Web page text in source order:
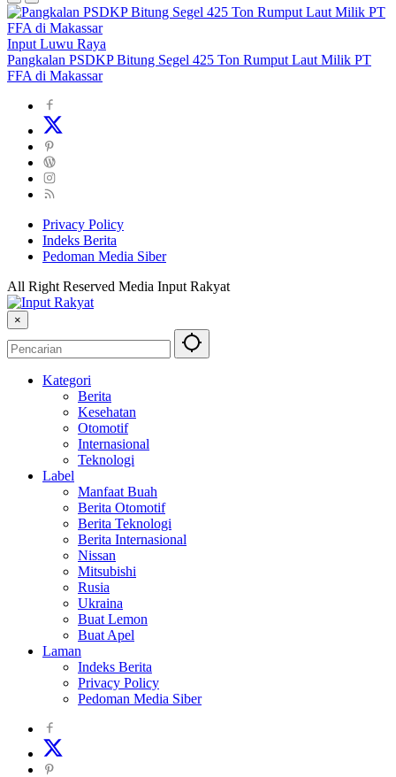
Input Luwu Raya
Pangkalan PSDKP Bitung Segel 425 Ton Rumput Laut Milik PT
FFA di Makassar
Privacy Policy
Indeks Berita
Pedoman Media Siber
All Right Reserved Media Input Rakyat
×
Kategori
Berita
Kesehatan
Otomotif
Internasional
Teknologi
Label
Manfaat Buah
Berita Otomotif
Berita Teknologi
Berita Internasional
Nissan
Mitsubishi
Rusia
Ukraina
Buat Lemon
Buat Apel
Laman
Indeks Berita
Privacy Policy
Pedoman Media Siber